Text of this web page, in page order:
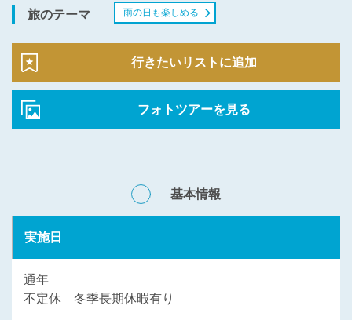
旅のテーマ 雨の日も楽しめる
行きたいリストに追加
フォトツアーを見る
基本情報
実施日
通年
不定休 冬季長期休暇有り